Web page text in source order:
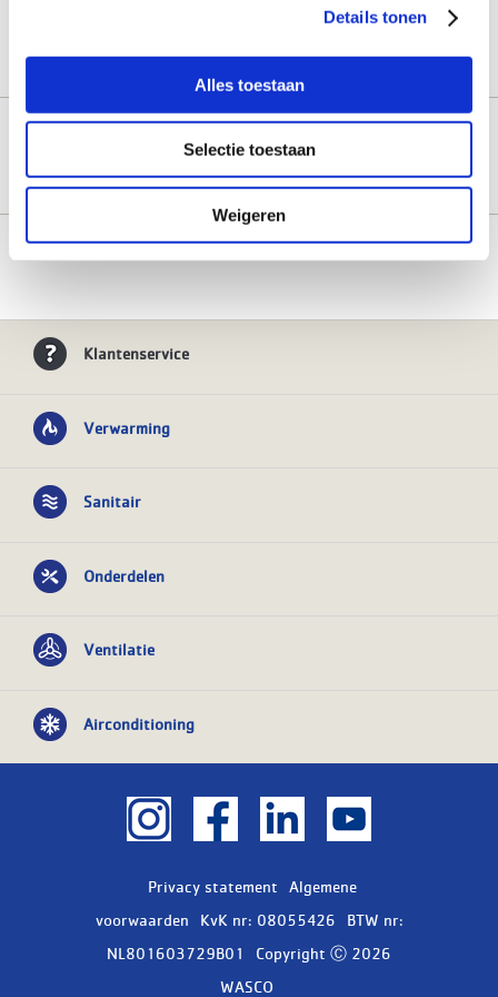
Details tonen
Alles toestaan
Selectie toestaan
Weigeren
Nieuw: Bosch Compress 5800i AW
monoblok warmtepomp op propaan
15-08-2023 08:29:02
Daikin Multi+ alles-in-één
aircosysteem
16-05-2025 08:13:55
Klantenservice
Verwarming
Sanitair
Onderdelen
Ventilatie
Airconditioning
Privacy statement
Algemene
voorwaarden
KvK nr: 08055426
BTW nr:
NL801603729B01
Copyright Ⓒ 2026
WASCO